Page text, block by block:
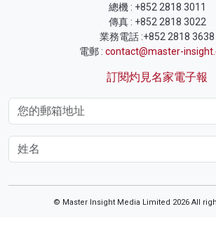
總機 : +852 2818 3011
傳真 : +852 2818 3022
業務電話 :+852 2818 3638
電郵 : contact@master-
訂閱灼見名家電子報
© Master Insight Media Limited 2026 All